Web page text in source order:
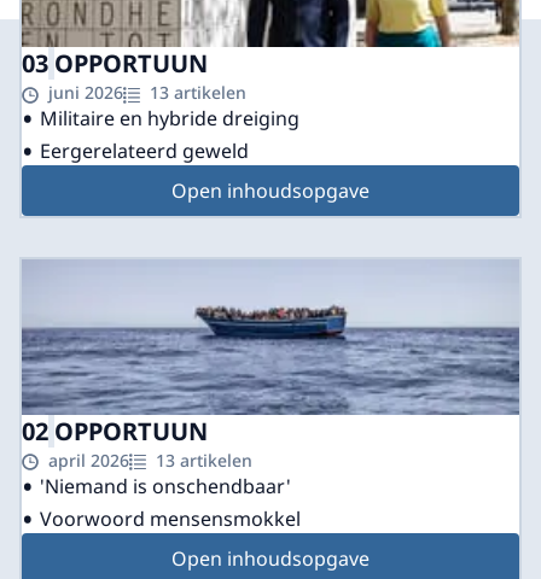
03 OPPORTUUN
juni 2026 13 artikelen
Militaire en hybride dreiging
Eergerelateerd geweld
Open inhoudsopgave
02 OPPORTUUN
april 2026 13 artikelen
'Niemand is onschendbaar'
Voorwoord mensensmokkel
Open inhoudsopgave